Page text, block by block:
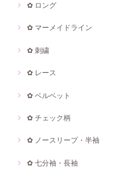
✿ ロング
✿ マーメイドライン
✿ 刺繍
✿ レース
✿ ベルベット
✿ チェック柄
✿ ノースリープ・半袖
✿ 七分袖・長袖